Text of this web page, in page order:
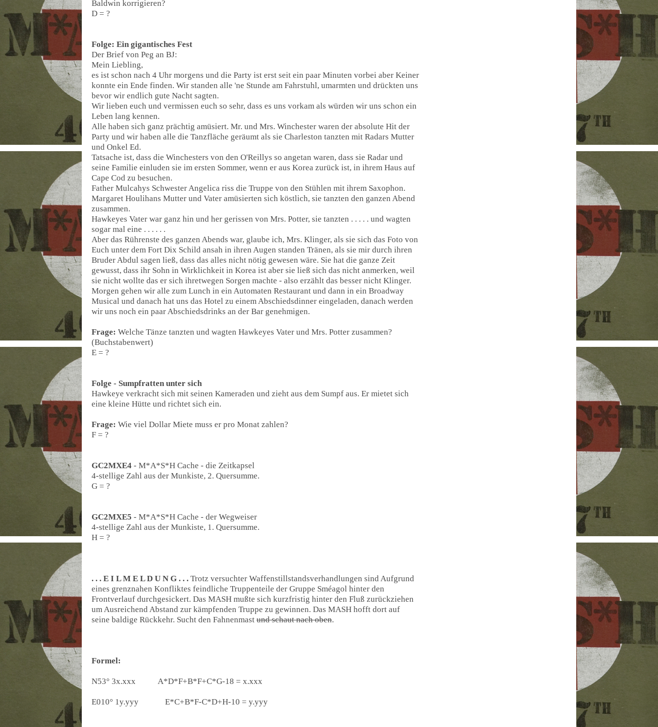
Baldwin korrigieren?
D = ?
Folge: Ein gigantisches Fest
Der Brief von Peg an BJ:
Mein Liebling,
es ist schon nach 4 Uhr morgens und die Party ist erst seit ein paar Minuten vorbei aber Keiner
konnte ein Ende finden. Wir standen alle 'ne Stunde am Fahrstuhl, umarmten und drückten uns
bevor wir endlich gute Nacht sagten.
Wir lieben euch und vermissen euch so sehr, dass es uns vorkam als würden wir uns schon ein
Leben lang kennen.
Alle haben sich ganz prächtig amüsiert. Mr. und Mrs. Winchester waren der absolute Hit der
Party und wir haben alle die Tanzfläche geräumt als sie Charleston tanzten mit Radars Mutter
und Onkel Ed.
Tatsache ist, dass die Winchesters von den O'Reillys so angetan waren, dass sie Radar und
seine Familie einluden sie im ersten Sommer, wenn er aus Korea zurück ist, in ihrem Haus auf
Cape Cod zu besuchen.
Father Mulcahys Schwester Angelica riss die Truppe von den Stühlen mit ihrem Saxophon.
Margaret Houlihans Mutter und Vater amüsierten sich köstlich, sie tanzten den ganzen Abend
zusammen.
Hawkeyes Vater war ganz hin und her gerissen von Mrs. Potter, sie tanzten . . . . . und wagten
sogar mal eine . . . . . .
Aber das Rührenste des ganzen Abends war, glaube ich, Mrs. Klinger, als sie sich das Foto von
Euch unter dem Fort Dix Schild ansah in ihren Augen standen Tränen, als sie mir durch ihren
Bruder Abdul sagen ließ, dass das alles nicht nötig gewesen wäre. Sie hat die ganze Zeit
gewusst, dass ihr Sohn in Wirklichkeit in Korea ist aber sie ließ sich das nicht anmerken, weil
sie nicht wollte das er sich ihretwegen Sorgen machte - also erzählt das besser nicht Klinger.
Morgen gehen wir alle zum Lunch in ein Automaten Restaurant und dann in ein Broadway
Musical und danach hat uns das Hotel zu einem Abschiedsdinner eingeladen, danach werden
wir uns noch ein paar Abschiedsdrinks an der Bar genehmigen.
Frage: Welche Tänze tanzten und wagten Hawkeyes Vater und Mrs. Potter zusammen?
(Buchstabenwert)
E = ?
Folge - Sumpfratten unter sich
Hawkeye verkracht sich mit seinen Kameraden und zieht aus dem Sumpf aus. Er mietet sich
eine kleine Hütte und richtet sich ein.
Frage: Wie viel Dollar Miete muss er pro Monat zahlen?
F = ?
GC2MXE4 - M*A*S*H Cache - die Zeitkapsel
4-stellige Zahl aus der Munkiste, 2. Quersumme.
G = ?
GC2MXE5 - M*A*S*H Cache - der Wegweiser
4-stellige Zahl aus der Munkiste, 1. Quersumme.
H = ?
. . . E I L M E L D U N G . . . Trotz versuchter Waffenstillstandsverhandlungen sind Aufgrund
eines grenznahen Konfliktes feindliche Truppenteile der Gruppe Sméagol hinter den
Frontverlauf durchgesickert. Das MASH mußte sich kurzfristig hinter den Fluß zurückziehen
um Ausreichend Abstand zur kämpfenden Truppe zu gewinnen. Das MASH hofft dort auf
seine baldige Rückkehr. Sucht den Fahnenmast und schaut nach oben.
Formel:
N53° 3x.xxx A*D*F+B*F+C*G-18 = x.xxx
E010° 1y.yyy E*C+B*F-C*D+H-10 = y.yyy